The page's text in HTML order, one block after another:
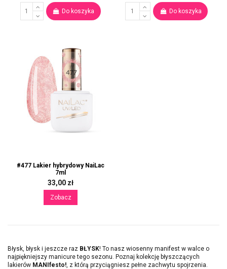
Do koszyka Do koszyka
#477 Lakier hybrydowy NaiLac
7ml
33,00 zł
Zobacz
Błysk, błysk i jeszcze raz BŁYSK! To nasz wiosenny manifest w walce o
najpiękniejszy manicure tego sezonu. Poznaj kolekcję błyszczących
lakierów MANIfesto! , z którą przyciągniesz pełne zachwytu spojrzenia.